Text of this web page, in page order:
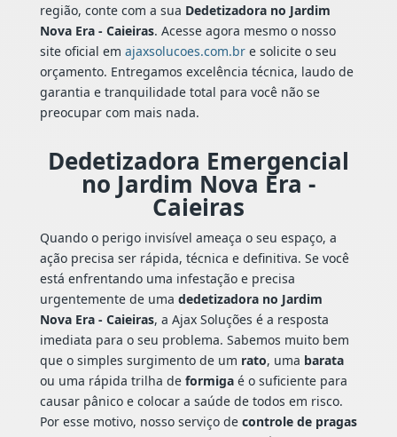
região, conte com a sua Dedetizadora no Jardim
Nova Era - Caieiras. Acesse agora mesmo o nosso
site oficial em ajaxsolucoes.com.bre solicite o seu
orçamento. Entregamos excelência técnica, laudo de
garantia e tranquilidade total para você não se
preocupar com mais nada.
Dedetizadora Emergencial
no Jardim Nova Era -
Caieiras
Quando o perigo invisível ameaça o seu espaço, a
ação precisa ser rápida, técnica e definitiva. Se você
está enfrentando uma infestação e precisa
urgentemente de uma dedetizadora no Jardim
Nova Era - Caieiras, a Ajax Soluções é a resposta
imediata para o seu problema. Sabemos muito bem
que o simples surgimento de um rato, uma barata
ou uma rápida trilha de formigaé o suficiente para
causar pânico e colocar a saúde de todos em risco.
Por esse motivo, nosso serviço de controle de pragas